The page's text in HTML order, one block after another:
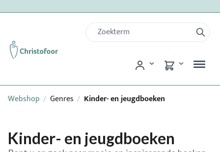
Webshop / Genres / Kinder- en jeugdboeken
Kinder- en jeugdboeken